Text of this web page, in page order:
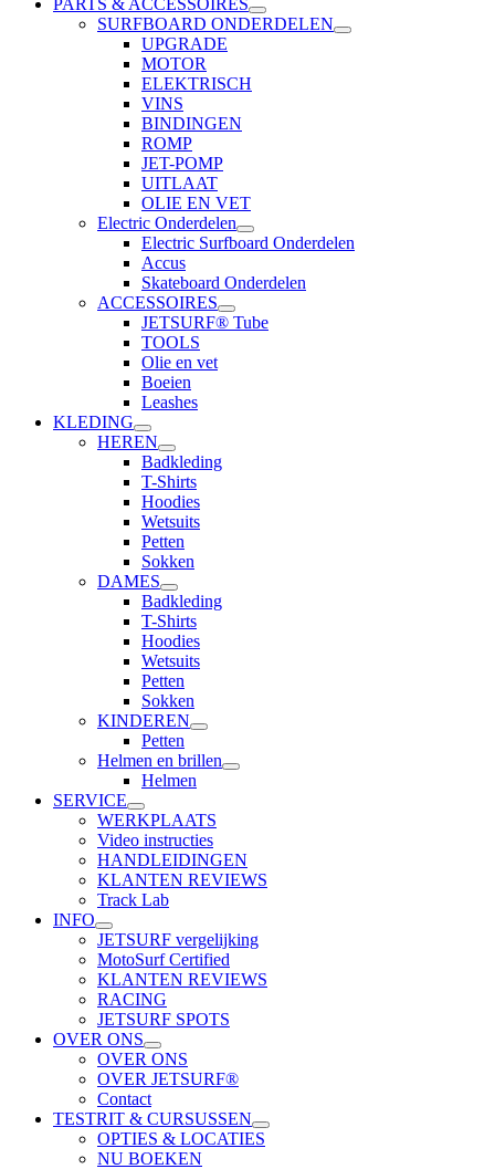
PARTS & ACCESSOIRES
SURFBOARD ONDERDELEN
UPGRADE
MOTOR
ELEKTRISCH
VINS
BINDINGEN
ROMP
JET-POMP
UITLAAT
OLIE EN VET
Electric Onderdelen
Electric Surfboard Onderdelen
Accus
Skateboard Onderdelen
ACCESSOIRES
JETSURF® Tube
TOOLS
Olie en vet
Boeien
Leashes
KLEDING
HEREN
Badkleding
T-Shirts
Hoodies
Wetsuits
Petten
Sokken
DAMES
Badkleding
T-Shirts
Hoodies
Wetsuits
Petten
Sokken
KINDEREN
Petten
Helmen en brillen
Helmen
SERVICE
WERKPLAATS
Video instructies
HANDLEIDINGEN
KLANTEN REVIEWS
Track Lab
INFO
JETSURF vergelijking
MotoSurf Certified
KLANTEN REVIEWS
RACING
JETSURF SPOTS
OVER ONS
OVER ONS
OVER JETSURF®
Contact
TESTRIT & CURSUSSEN
OPTIES & LOCATIES
NU BOEKEN